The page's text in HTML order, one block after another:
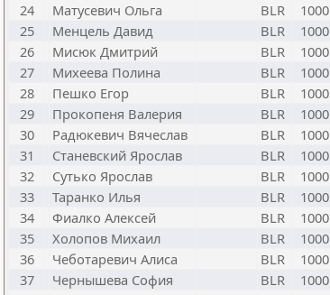
24
Матусевич Ольга BLR
1000
25
Менцель Давид BLR
1000
26
Мисюк Дмитрий BLR
1000
27
Михеева Полина BLR
1000
28
Пешко Егор BLR
1000
29
Прокопеня Валерия BLR
1000
30
Радюкевич Вячеслав BLR
1000
31
Станевский Ярослав BLR
1000
32
Сутько Ярослав BLR
1000
33
Таранко Илья BLR
1000
34
Фиалко Алексей BLR
1000
35
Холопов Михаил BLR
1000
36
Чеботаревич Алиса BLR
1000
37
Чернышева София BLR
1000